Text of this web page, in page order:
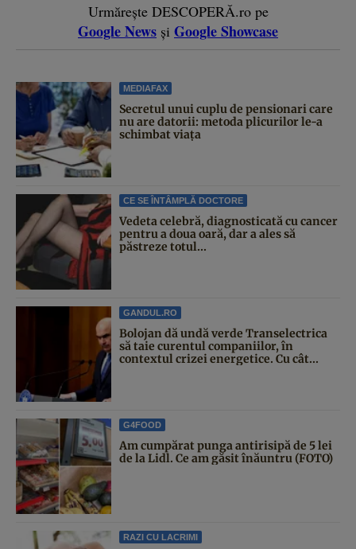
Urmărește DESCOPERĂ.ro pe
Google News și Google Showcase
MEDIAFAX
Secretul unui cuplu de pensionari care
nu are datorii: metoda plicurilor le-a
schimbat viața
CE SE ÎNTÂMPLĂ DOCTORE
Vedeta celebră, diagnosticată cu cancer
pentru a doua oară, dar a ales să
păstreze totul...
GANDUL.RO
Bolojan dă undă verde Transelectrica
să taie curentul companiilor, în
contextul crizei energetice. Cu cât...
G4FOOD
Am cumpărat punga antirisipă de 5 lei
de la Lidl. Ce am găsit înăuntru (FOTO)
RAZI CU LACRIMI